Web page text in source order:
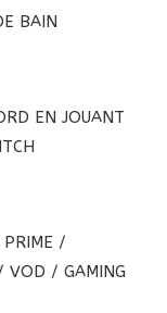
BAIN
EN JOUANT
PRIME /
VOD / GAMING